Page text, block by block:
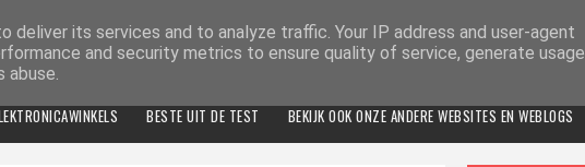
BESTE UIT DE TEST BEKIJK OOK ONZE ANDERE WEBSITES EN WEBLOGS
deliver its services and to analyze traffic. Your IP address and user-agent
and security metrics to ensure quality of service, generate usage
abuse.